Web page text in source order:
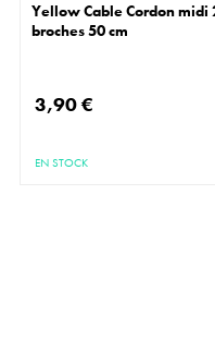
Yellow Cable Cordon midi
broches 50 cm
3,90 €
EN STOCK